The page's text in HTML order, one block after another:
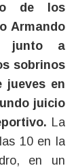
Armando
junto a
sobrinos
jueves en
juicio
La
10 en la
en un